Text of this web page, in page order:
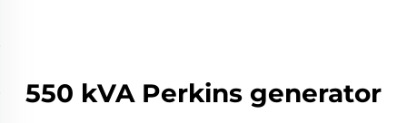
550 kVA Perkins generator